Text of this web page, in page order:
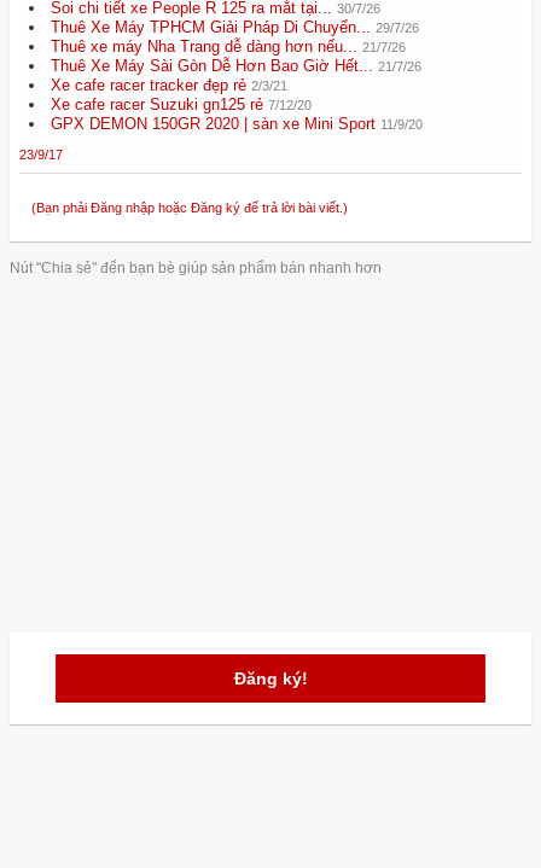
Soi chi tiết xe People R 125 ra mắt tại... 30/7/26
Thuê Xe Máy TPHCM Giải Pháp Di Chuyển... 29/7/26
Thuê xe máy Nha Trang dễ dàng hơn nếu... 21/7/26
Thuê Xe Máy Sài Gòn Dễ Hơn Bao Giờ Hết... 21/7/26
Xe cafe racer tracker đẹp rẻ 2/3/21
Xe cafe racer Suzuki gn125 rẻ 7/12/20
GPX DEMON 150GR 2020 | sàn xe Mini Sport 11/9/20
23/9/17
(Bạn phải Đăng nhập hoặc Đăng ký để trả lời bài viết.)
Nút "Chia sẻ" đến bạn bè giúp sản phẩm bán nhanh hơn
Đăng ký!